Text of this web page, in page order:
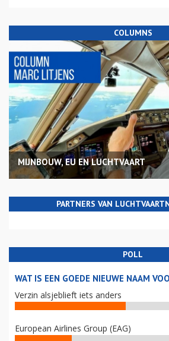
COLUMNS
MIJNBOUW, EU EN LUCHTVAART
PARTNERS VAN
POLL
WAT IS EEN GOEDE NIEUWE NAAM
Verzin alsjeblieft iets anders
European Airlines Group (EAG)